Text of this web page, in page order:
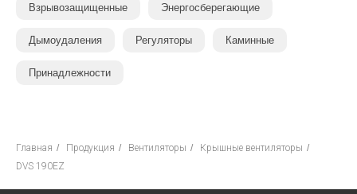
Взрывозащищенные Энергосберегающие
Дымоудаления Регуляторы Каминные
Принадлежности
Главная / Продукция / Вентиляторы / Крышные вентиляторы /
DVS 190EZ